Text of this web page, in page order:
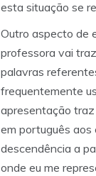
esta situação se
Outro aspecto de
professora vai
palavras
frequentemente
apresentação traz
em português
descendência a
onde eu me